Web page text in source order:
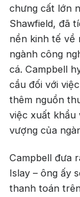
chưng cất lớn
Shawfield, đã
nền kinh tế về
ngành công
cá. Campbell
cầu đối với
thêm nguồn
việc xuất khẩu
vượng của
Campbell đưa
Islay – ông ấy
thanh toán